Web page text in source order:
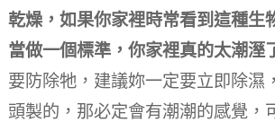
乾燥，如果你家裡時常看到這種生
當做一個標準，你家裡真的太潮溼
要防除牠，建議妳一定要立即除濕
頭製的，那必定會有潮潮的感覺，